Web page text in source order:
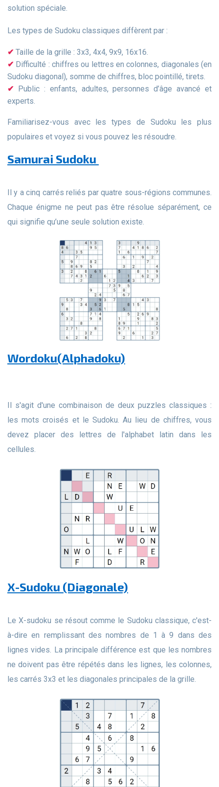
solution spéciale.
Les types de Sudoku classiques diffèrent par :
Taille de la grille : 3x3, 4x4, 9x9, 16x16.
Difficulté : chiffres ou lettres en colonnes, diagonales (en
Sudoku diagonal), somme de chiffres, bloc pointillé, tirets.
Public : enfants, adultes, personnes d’âge avancé et
experts.
Familiarisez-vous avec les types de Sudoku les plus
populaires et voyez si vous pouvez les résoudre.
Samurai Sudoku
Il y a cinq carrés reliés par quatre sous-régions communes.
Chaque énigme ne peut pas être résolue séparément, ce
qui signifie qu’une seule solution existe.
Wordoku(Alphadoku)
Il s'agit d'une combinaison de deux puzzles classiques :
les mots croisés et le Sudoku. Au lieu de chiffres, vous
devez placer des lettres de l'alphabet latin dans les
cellules.
X-Sudoku (Diagonale)
Le X-sudoku se résout comme le Sudoku classique, c'est-
à-dire en remplissant des nombres de 1 à 9 dans des
lignes vides. La principale différence est que les nombres
ne doivent pas être répétés dans les lignes, les colonnes,
les carrés 3x3 et les diagonales principales de la grille.